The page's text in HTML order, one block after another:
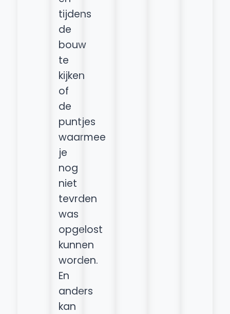
tijdens
de
bouw
te
kijken
of
de
puntjes
waarmee
je
nog
niet
tevrden
was
opgelost
kunnen
worden.
En
anders
kan